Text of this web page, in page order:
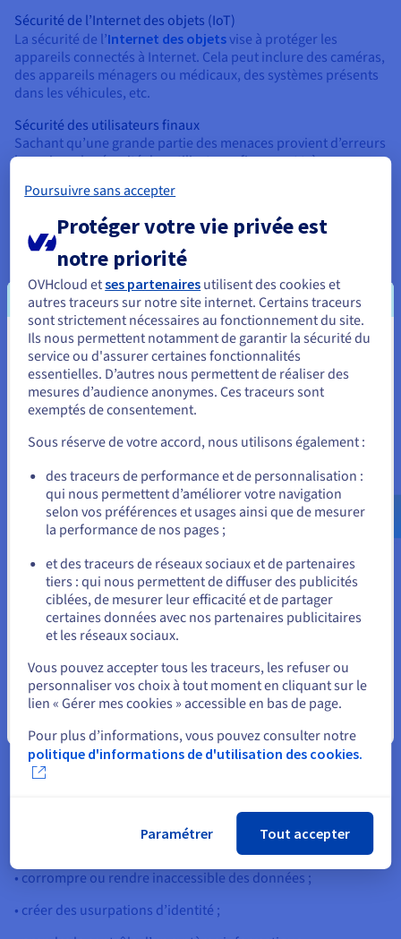
Sécurité de l’Internet des objets (IoT)
La sécurité de l’Internet des objetsvise à protéger les
appareils connectés à Internet. Cela peut inclure des caméras,
des appareils ménagers ou médicaux, des systèmes présents
dans les véhicules, etc.
Sécurité des utilisateurs finaux
Sachant qu’une grande partie des menaces provient d’erreurs
humaines, la sécurité des utilisateurs finaux est très
d’une société à appliquer les bonnes pratiques de sécurité
lors de l’utilisation des systèmes informatiques ou des
appareils. Le but est de réduire les risques d’erreurs, de
compromission des systèmes et de fuites de données.
Quels sont les types de cyberattaques ?
Les techniques utilisées par les attaquants diffèrent selon
l’objectif visé.
Logiciels malveillants (malware)
Un logiciel malveillant est un terme générique qui englobe les
virus, les vers, les chevaux de Troie, les ransomwares, etc. Une
fois présents sur le système informatique d’une victime, ces
programmes peuvent :
• endommager des équipements matériels et logiciels ;
• causer la perte ou permettre le vol de données ;
• corrompre ou rendre inaccessible des données ;
• créer des usurpations d’identité ;
Vous semblez être localisé en États-
Unis.
Pour commander, rendez-vous sur le site de votre pays (États-
Allez sur le site États-Unis
us.ovhcloud.com/learn Anglais USD - $
ou
Rester sur le site actuel
Sélectionner un autre site web
Poursuivre sans accepter
Protéger votre vie privée est
notre priorité
OVHcloud etses partenaires utilisent des cookies et
autres traceurs sur notre site internet. Certains traceurs
sont strictement nécessaires au fonctionnement du site.
Ils nous permettent notamment de garantir la sécurité du
service ou d'assurer certaines fonctionnalités
essentielles. D’autres nous permettent de réaliser des
mesures d’audience anonymes. Ces traceurs sont
exemptés de consentement.
Sous réserve de votre accord, nous utilisons également :
des traceurs de performance et de personnalisation :
qui nous permettent d’améliorer votre navigation
selon vos préférences et usages ainsi que de mesurer
la performance de nos pages ;
et des traceurs de réseaux sociaux et de partenaires
tiers : qui nous permettent de diffuser des publicités
ciblées, de mesurer leur efficacité et de partager
certaines données avec nos partenaires publicitaires
et les réseaux sociaux.
Vous pouvez accepter tous les traceurs, les refuser ou
personnaliser vos choix à tout moment en cliquant sur le
lien « Gérer mes cookies » accessible en bas de page.
Pour plus d’informations, vous pouvez consulter notre
politique d'informations de d'utilisation des cookies.
Paramétrer Tout accepter